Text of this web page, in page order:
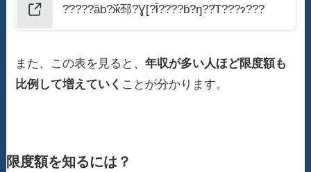
?????ȁb?ӂ邳?Ɣ[?ł̂????݁b?ŋ??̍T???ɂ???
また、この表を見ると、年収が多い人ほど限度額も
比例して増えていく ことが分かります。
限度額を知るには？